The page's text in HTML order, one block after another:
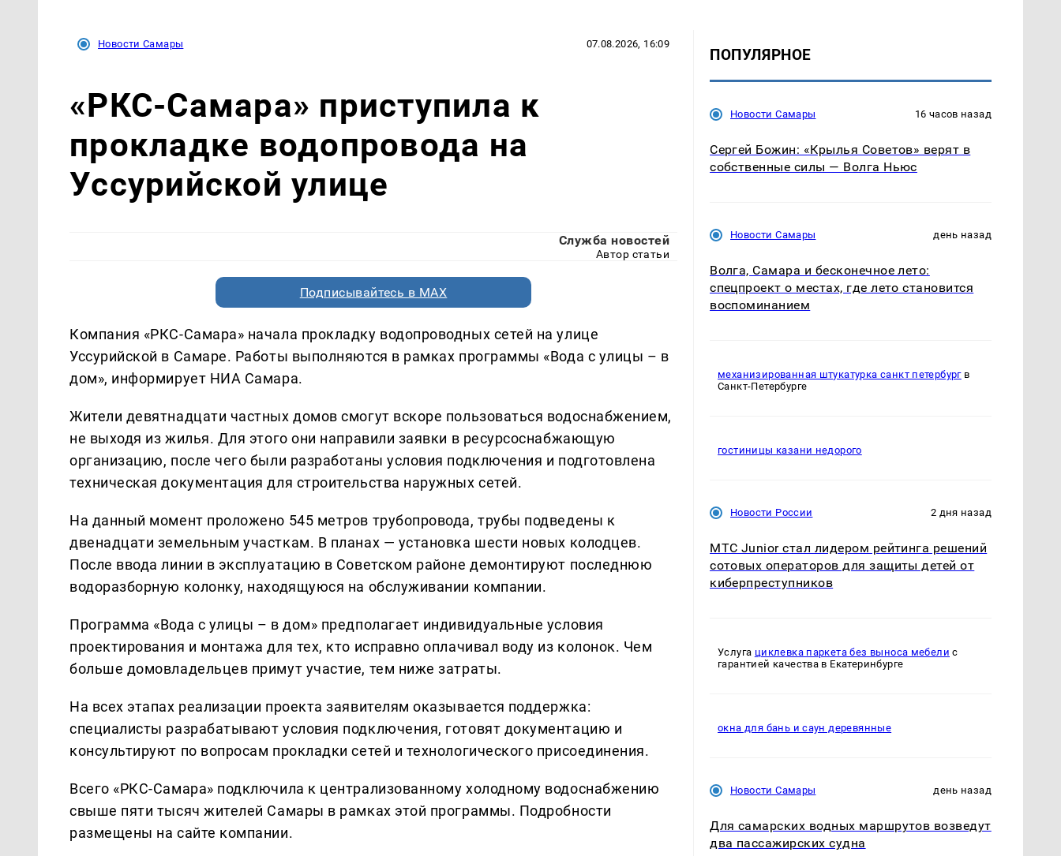
Новости Самары 07.08.2026, 16:09
«РКС-Самара» приступила к
прокладке водопровода на
Уссурийской улице
Служба новостей
Автор статьи
Подписывайтесь в MAX
Компания «РКС-Самара» начала прокладку водопроводных сетей на улице
Уссурийской в Самаре. Работы выполняются в рамках программы «Вода с улицы – в
дом», информирует НИА Самара.
Жители девятнадцати частных домов смогут вскоре пользоваться водоснабжением,
не выходя из жилья. Для этого они направили заявки в ресурсоснабжающую
организацию, после чего были разработаны условия подключения и подготовлена
техническая документация для строительства наружных сетей.
На данный момент проложено 545 метров трубопровода, трубы подведены к
двенадцати земельным участкам. В планах — установка шести новых колодцев.
После ввода линии в эксплуатацию в Советском районе демонтируют последнюю
водоразборную колонку, находящуюся на обслуживании компании.
Программа «Вода с улицы – в дом» предполагает индивидуальные условия
проектирования и монтажа для тех, кто исправно оплачивал воду из колонок. Чем
больше домовладельцев примут участие, тем ниже затраты.
На всех этапах реализации проекта заявителям оказывается поддержка:
специалисты разрабатывают условия подключения, готовят документацию и
консультируют по вопросам прокладки сетей и технологического присоединения.
Всего «РКС-Самара» подключила к централизованному холодному водоснабжению
свыше пяти тысяч жителей Самары в рамках этой программы. Подробности
размещены на сайте компании.
ПОПУЛЯРНОЕ
Новости Самары 16 часов назад
Сергей Божин: «Крылья Советов» верят в
собственные силы — Волга Ньюс
Новости Самары день назад
Волга, Самара и бесконечное лето:
спецпроект о местах, где лето становится
воспоминанием
механизированная штукатурка санкт петербургв
Санкт-Петербурге
гостиницы казани недорого
Новости России 2 дня назад
МТС Junior стал лидером рейтинга решений
сотовых операторов для защиты детей от
киберпреступников
Услуга циклевка паркета без выноса мебели с
гарантией качества в Екатеринбурге
окна для бань и саун деревянные
Новости Самары день назад
Для самарских водных маршрутов возведут
два пассажирских судна